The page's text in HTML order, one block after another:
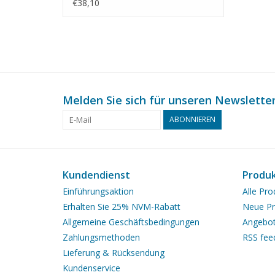
€38,10
Melden Sie sich für unseren
ABONNIEREN
Kundendienst
Einführungsaktion
Erhalten Sie 25% NVM-Rabatt
Allgemeine Geschäftsbedingungen
Zahlungsmethoden
Lieferung & Rücksendung
Kundenservice
Alle
Neue
RSS